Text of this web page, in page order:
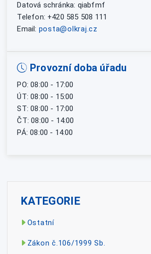
Datová schránka: qiabfmf
Telefon: +420 585 508 111
Email: posta@olkraj.cz
Provozní doba úřadu
PO: 08:00 - 17:00
ÚT: 08:00 - 15:00
ST: 08:00 - 17:00
ČT: 08:00 - 14:00
PÁ: 08:00 - 14:00
KATEGORIE
Ostatní
Zákon č.106/1999 Sb.